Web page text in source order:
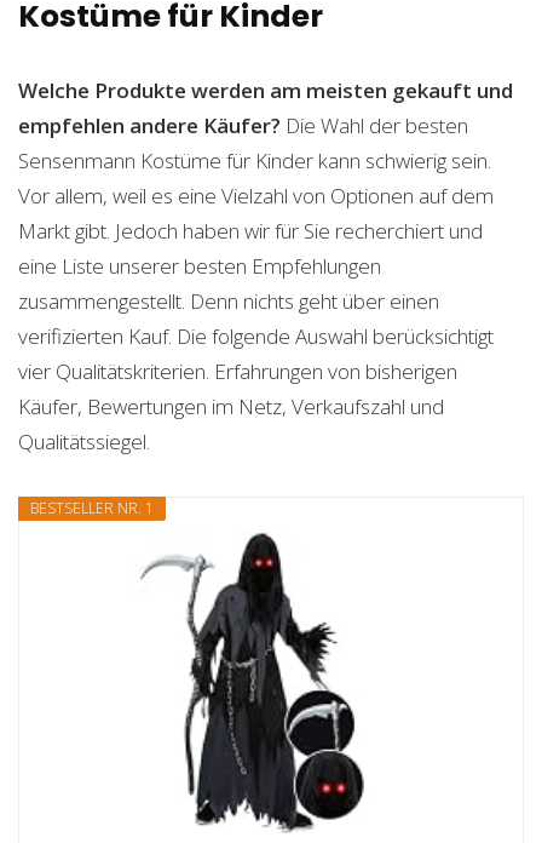
Kostüme für Kinder
Welche Produkte werden am meisten gekauft und
empfehlen andere Käufer? Die Wahl der besten
Sensenmann Kostüme für Kinder kann schwierig sein.
Vor allem, weil es eine Vielzahl von Optionen auf dem
Markt gibt. Jedoch haben wir für Sie recherchiert und
eine Liste unserer besten Empfehlungen
zusammengestellt. Denn nichts geht über einen
verifizierten Kauf. Die folgende Auswahl berücksichtigt
vier Qualitätskriterien. Erfahrungen von bisherigen
Käufer, Bewertungen im Netz, Verkaufszahl und
Qualitätssiegel.
BESTSELLER NR. 1